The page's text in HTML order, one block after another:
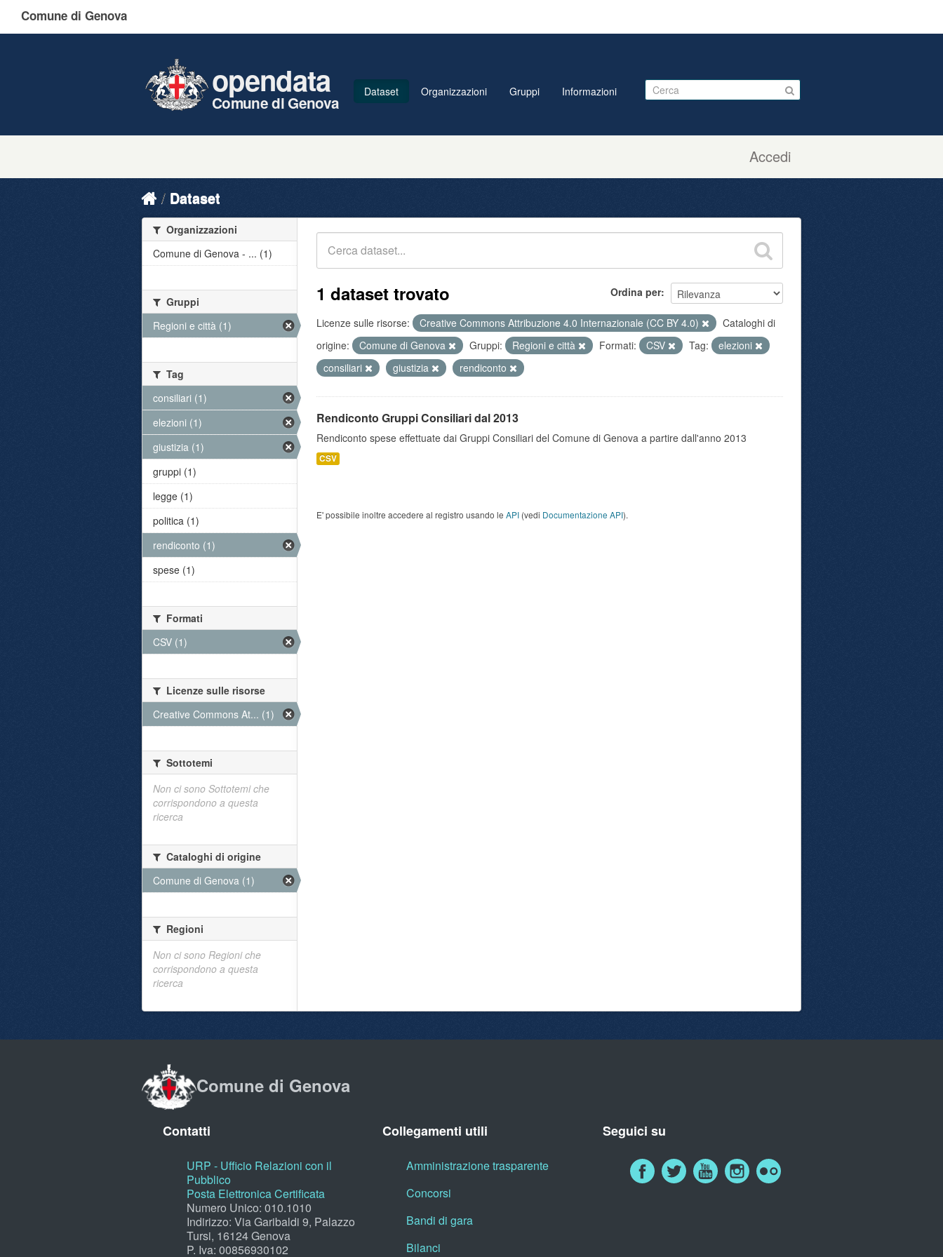
Comune di Genova
Accedi
opendata
Comune di Genova
Dataset Organizzazioni Gruppi Informazioni
Dataset
Ordina per
1 dataset trovato
Licenze sulle risorse: Creative Commons Attribuzione 4.0 Internazionale (CC BY 4.0)
Cataloghi di
origine:
Comune di Genova Gruppi: Regioni e città Formati: CSV Tag:
elezioni
consiliari
giustizia rendiconto
Rendiconto Gruppi Consiliari dal 2013
Rendiconto spese effettuate dai Gruppi Consiliari del Comune di Genova a partire dall'anno 2013
CSV
E' possibile inoltre accedere al registro usando le API (vedi Documentazione API).
Organizzazioni
Comune di Genova - ... (1)
Gruppi
Regioni e città (1)
Tag
consiliari (1)
elezioni (1)
giustizia (1)
gruppi (1)
legge (1)
politica (1)
rendiconto (1)
spese (1)
Formati
CSV (1)
Licenze sulle risorse
Creative Commons At... (1)
Sottotemi
Non ci sono Sottotemi che
corrispondono a questa
ricerca
Cataloghi di origine
Comune di Genova (1)
Regioni
Non ci sono Regioni che
corrispondono a questa
ricerca
Comune di Genova
Contatti
URP - Ufficio Relazioni con il
Pubblico
Posta Elettronica Certificata
Numero Unico: 010.1010
Indirizzo: Via Garibaldi 9, Palazzo
Tursi, 16124 Genova
P. Iva: 00856930102
Collegamenti utili
Amministrazione trasparente
Concorsi
Bandi di gara
Bilanci
Seguici su